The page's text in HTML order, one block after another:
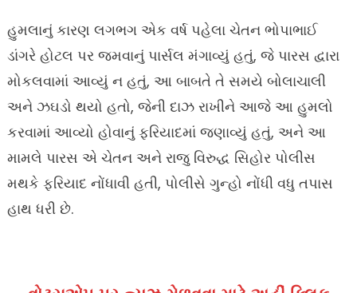
હુમલાનું કારણ લગભગ એક વર્ષ પહેલા ચેતન ભોપાભાઈ
ડાંગરે હોટલ પર જમવાનું પાર્સલ મંગાવ્યું હતું, જે પારસ દ્વારા
મોકલવામાં આવ્યું ન હતું, આ બાબતે તે સમયે બોલાચાલી
અને ઝઘડો થયો હતો, જેની દાઝ રાખીને આજે આ હુમલો
કરવામાં આવ્યો હોવાનું ફરિયાદમાં જણાવ્યું હતું, અને આ
મામલે પારસ એ ચેતન અને રાજુ વિરુદ્ધ સિહોર પોલીસ
મથકે ફરિયાદ નોંધાવી હતી, પોલીસે ગુન્હો નોંધી વધુ તપાસ
હાથ ધરી છે.